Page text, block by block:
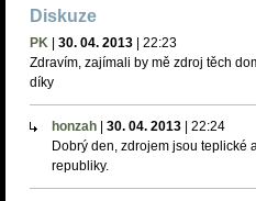
Diskuze
PK 30. 04. 2013 22:23
Zdravím, zajímali by mě zdroj těch
díky
honzah 30. 04. 2013 22:24
Dobrý den, zdrojem jsou teplické
republiky.